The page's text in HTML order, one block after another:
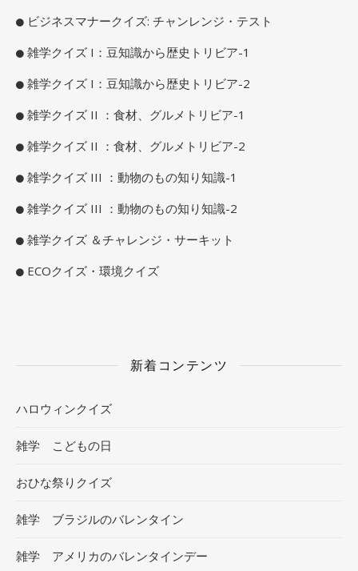
ビジネスマナークイズ: チャンレンジ・テスト
雑学クイズ I：豆知識から歴史トリビア-1
雑学クイズ I：豆知識から歴史トリビア-2
雑学クイズ II ：食材、グルメトリビア-1
雑学クイズ II ：食材、グルメトリビア-2
雑学クイズ III ：動物のもの知り知識-1
雑学クイズ III ：動物のもの知り知識-2
雑学クイズ ＆チャレンジ・サーキット
ECOクイズ・環境クイズ
新着コンテンツ
ハロウィンクイズ
雑学 こどもの日
おひな祭りクイズ
雑学 ブラジルのバレンタイン
雑学 アメリカのバレンタインデー